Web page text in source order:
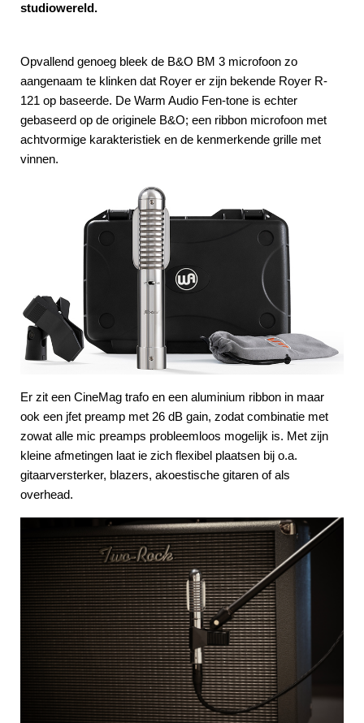
studiowereld.
Opvallend genoeg bleek de B&O BM 3 microfoon zo
aangenaam te klinken dat Royer er zijn bekende Royer R-
121 op baseerde. De Warm Audio Fen-tone is echter
gebaseerd op de originele B&O; een ribbon microfoon met
achtvormige karakteristiek en de kenmerkende grille met
vinnen.
Er zit een CineMag trafo en een aluminium ribbon in maar
ook een jfet preamp met 26 dB gain, zodat combinatie met
zowat alle mic preamps probleemloos mogelijk is. Met zijn
kleine afmetingen laat ie zich flexibel plaatsen bij o.a.
gitaarversterker, blazers, akoestische gitaren of als
overhead.